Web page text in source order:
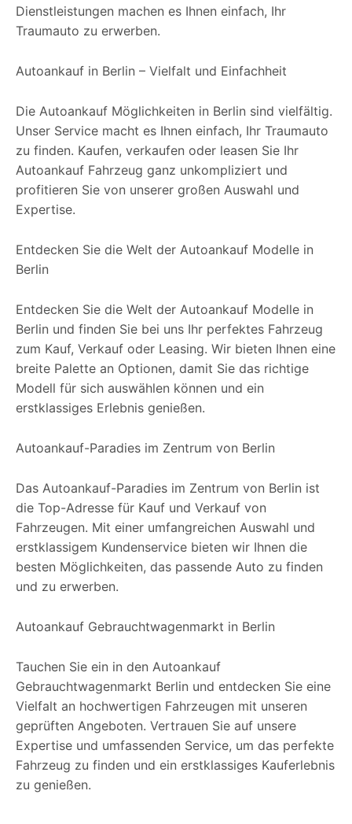
Dienstleistungen machen es Ihnen einfach, Ihr
Traumauto zu erwerben.
Autoankauf in Berlin – Vielfalt und Einfachheit
Die Autoankauf Möglichkeiten in Berlin sind vielfältig.
Unser Service macht es Ihnen einfach, Ihr Traumauto
zu finden. Kaufen, verkaufen oder leasen Sie Ihr
Autoankauf Fahrzeug ganz unkompliziert und
profitieren Sie von unserer großen Auswahl und
Expertise.
Entdecken Sie die Welt der Autoankauf Modelle in
Berlin
Entdecken Sie die Welt der Autoankauf Modelle in
Berlin und finden Sie bei uns Ihr perfektes Fahrzeug
zum Kauf, Verkauf oder Leasing. Wir bieten Ihnen eine
breite Palette an Optionen, damit Sie das richtige
Modell für sich auswählen können und ein
erstklassiges Erlebnis genießen.
Autoankauf-Paradies im Zentrum von Berlin
Das Autoankauf-Paradies im Zentrum von Berlin ist
die Top-Adresse für Kauf und Verkauf von
Fahrzeugen. Mit einer umfangreichen Auswahl und
erstklassigem Kundenservice bieten wir Ihnen die
besten Möglichkeiten, das passende Auto zu finden
und zu erwerben.
Autoankauf Gebrauchtwagenmarkt in Berlin
Tauchen Sie ein in den Autoankauf
Gebrauchtwagenmarkt Berlin und entdecken Sie eine
Vielfalt an hochwertigen Fahrzeugen mit unseren
geprüften Angeboten. Vertrauen Sie auf unsere
Expertise und umfassenden Service, um das perfekte
Fahrzeug zu finden und ein erstklassiges Kauferlebnis
zu genießen.